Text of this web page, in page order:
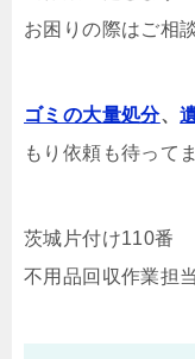
お困りの際はご相
ゴミの大量処分、
もり依頼も待って
茨城片付け110番
不用品回収作業担